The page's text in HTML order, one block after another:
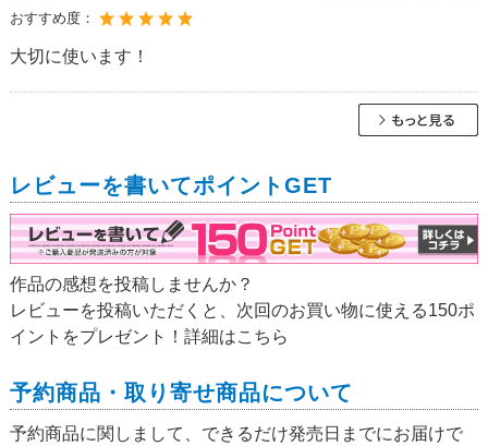
おすすめ度：
大切に使います！
レビューを書いてポイントGET
作品の感想を投稿しませんか？
レビューを投稿いただくと、次回のお買い物に使える150ポ
イントをプレゼント！詳細はこちら
予約商品・取り寄せ商品について
予約商品に関しまして、できるだけ発売日までにお届けで